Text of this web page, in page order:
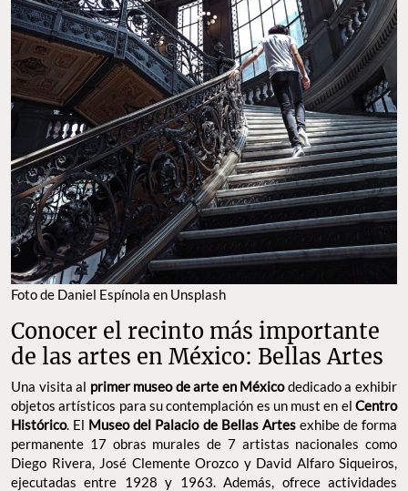
Foto de Daniel Espínola en Unsplash
Conocer el recinto más importante
de las artes en México: Bellas Artes
Una visita al primer museo de arte en Méxicodedicado a exhibir
objetos artísticos para su contemplación es un must en el Centro
Histórico. El Museo del Palacio de Bellas Artesexhibe de forma
permanente 17 obras murales de 7 artistas nacionales como
Diego Rivera, José Clemente Orozco y David Alfaro Siqueiros,
ejecutadas entre 1928 y 1963. Además, ofrece actividades